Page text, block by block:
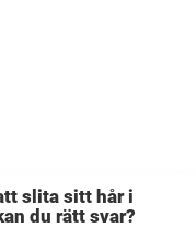
slita sitt hår i
du rätt svar?